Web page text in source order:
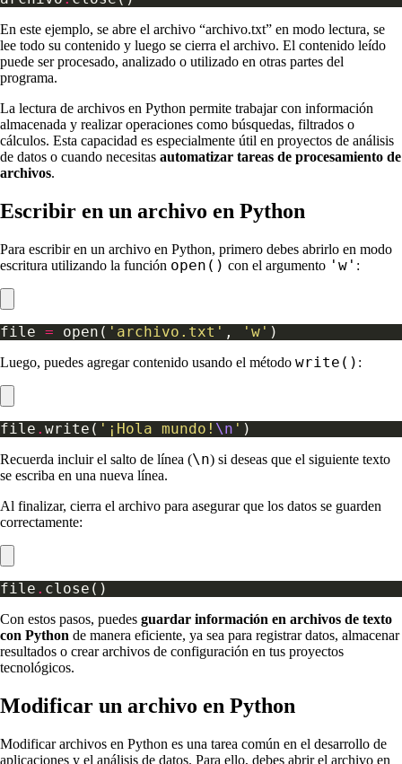
En este ejemplo, se abre el archivo “archivo.txt” en modo lectura, se
lee todo su contenido y luego se cierra el archivo. El contenido leído
puede ser procesado, analizado o utilizado en otras partes del
programa.
La lectura de archivos en Python permite trabajar con información
almacenada y realizar operaciones como búsquedas, filtrados o
cálculos. Esta capacidad es especialmente útil en proyectos de análisis
de datos o cuando necesitas automatizar tareas de procesamiento de
archivos.
Escribir en un archivo en Python
Para escribir en un archivo en Python, primero debes abrirlo en modo
escritura utilizando la función open() con el argumento 'w' :
file = open( 'archivo.txt' , 'w'
Luego, puedes agregar contenido usando el método write() :
file . write( '¡Hola mundo! \n '
Recuerda incluir el salto de línea (\n) si deseas que el siguiente texto
se escriba en una nueva línea.
Al finalizar, cierra el archivo para asegurar que los datos se guarden
correctamente:
file .
Con estos pasos, puedes guardar información en archivos de texto
con Python de manera eficiente, ya sea para registrar datos, almacenar
resultados o crear archivos de configuración en tus proyectos
tecnológicos.
Modificar un archivo en Python
Modificar archivos en Python es una tarea común en el desarrollo de
aplicaciones y el análisis de datos. Para ello, debes abrir el archivo en